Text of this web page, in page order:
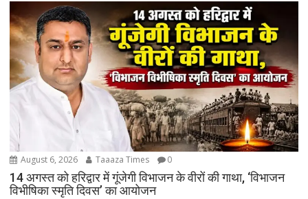
August 6, 2026 Taaaza Times 0
14 अगस्त को हरिद्वार में गूंजेगी विभाजन के वीरों की गाथा, ‘विभाजन
विभीषिका स्मृति दिवस’ का आयोजन